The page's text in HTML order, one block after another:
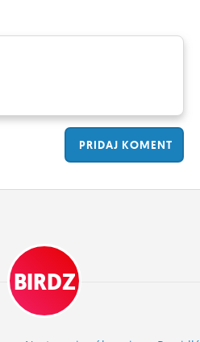
PRIDAJ KOMENT
BIRDZ